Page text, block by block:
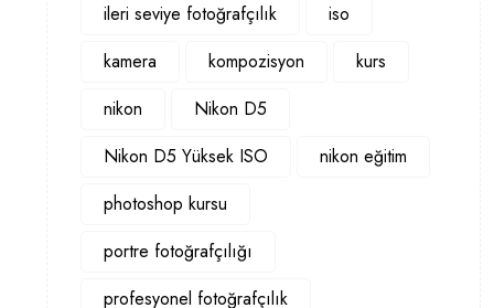
ileri seviye fotoğrafçılık
iso
kamera
kompozisyon
kurs
nikon
Nikon D5
Nikon D5 Yüksek ISO
nikon eğitim
photoshop kursu
portre fotoğrafçılığı
profesyonel fotoğrafçılık